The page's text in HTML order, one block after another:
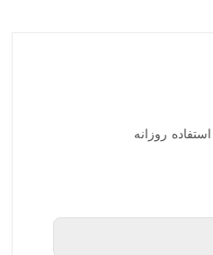
روزانه